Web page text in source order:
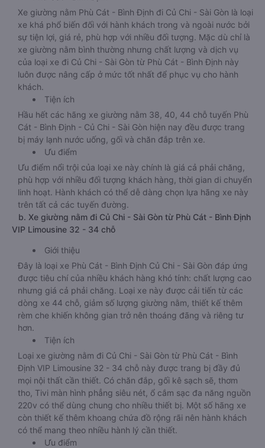
Xe giường nằm Phù Cát - Bình Định đi Củ Chi - Sài Gòn là loại
xe khá phổ biến đối với hành khách trong và ngoài nước bởi
sự tiện lợi, giá rẻ, phù hợp với nhiều đối tượng. Mặc dù chỉ là
xe giường nằm bình thường nhưng chất lượng và dịch vụ
của loại xe đi Củ Chi - Sài Gòn từ Phù Cát - Bình Định này
luôn được nâng cấp ở mức tốt nhất để phục vụ cho hành
khách.
Tiện ích
Hầu hết các hãng xe giường nằm 38, 40, 44 chỗ tuyến Phù
Cát - Bình Định - Củ Chi - Sài Gòn hiện nay đều được trang
bị máy lạnh nước uống, gối và chăn đắp trên xe.
Ưu điểm
Ưu điểm nổi trội của loại xe này chính là giá cả phải chăng,
phù hợp với nhiều đối tượng khách hàng, thời gian di chuyển
linh hoạt. Hành khách có thể dễ dàng chọn lựa hãng xe này
trên tất cả các tuyến đường.
b. Xe giường nằm đi Củ Chi - Sài Gòn từ Phù Cát - Bình Định
VIP Limousine 32 - 34 chỗ
Giới thiệu
Đây là loại xe Phù Cát - Bình Định Củ Chi - Sài Gòn đáp ứng
được tiêu chí của nhiều khách hàng khó tính: chất lượng cao
nhưng giá cả phải chăng. Loại xe này được cải tiến từ các
dòng xe 44 chỗ, giảm số lượng giường nằm, thiết kế thêm
rèm che khiến không gian trở nên thoáng đãng và riêng tư
hơn.
Tiện ích
Loại xe giường nằm đi Củ Chi - Sài Gòn từ Phù Cát - Bình
Định VIP Limousine 32 - 34 chỗ này được trang bị đầy đủ
mọi nội thất cần thiết. Có chăn đắp, gối kê sạch sẽ, thơm
tho, Tivi màn hình phẳng siêu nét, ổ cắm sạc đa năng nguồn
220v có thể dùng chung cho nhiều thiết bị. Một số hãng xe
còn thiết kế thêm khoang chứa đồ rộng rãi nên hành khách
có thể mang theo nhiều hành lý cần thiết.
Ưu điểm